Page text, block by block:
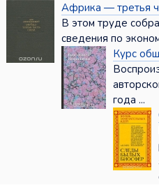
Африка — третья
В этом труде
сведения по
Курс
года ...